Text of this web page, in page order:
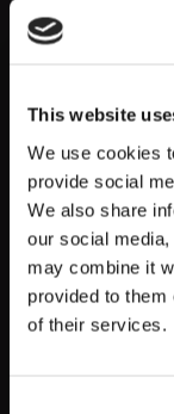
This website
We use cookies
provide social
We also share
our social
may combine it
provided to them
of their services.
LV BET. Swoje
przyłączysz się
Twoja!
Zobacz
wpisy
←